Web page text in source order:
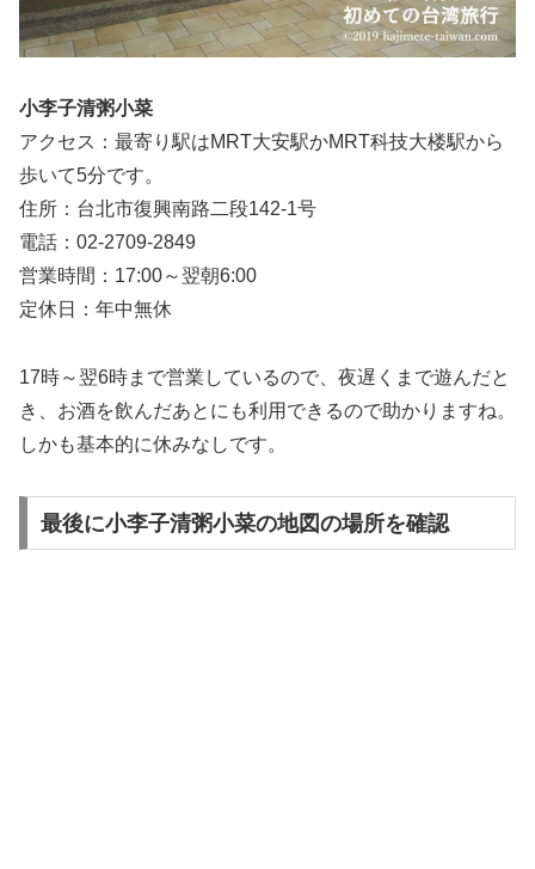
小李子清粥小菜
アクセス：最寄り駅はMRT大安駅かMRT科技大楼駅から
歩いて5分です。
住所：台北市復興南路二段142-1号
電話：02-2709-2849
営業時間：17:00～翌朝6:00
定休日：年中無休
17時～翌6時まで営業しているので、夜遅くまで遊んだと
き、お酒を飲んだあとにも利用できるので助かりますね。
しかも基本的に休みなしです。
最後に小李子清粥小菜の地図の場所を確認